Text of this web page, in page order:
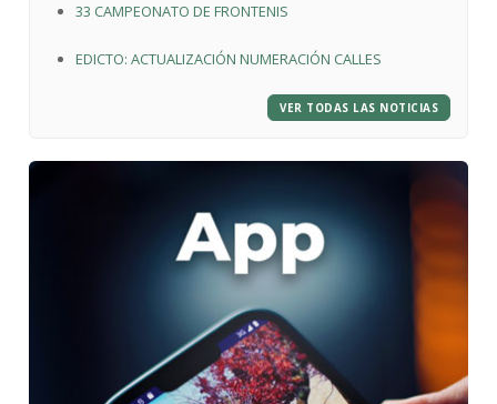
33 CAMPEONATO DE FRONTENIS
EDICTO: ACTUALIZACIÓN NUMERACIÓN CALLES
VER TODAS LAS NOTICIAS